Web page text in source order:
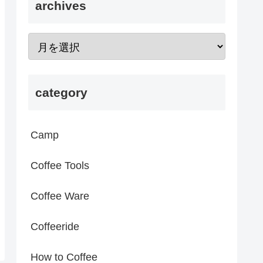
archives
category
Camp
Coffee Tools
Coffee Ware
Coffeeride
How to Coffee